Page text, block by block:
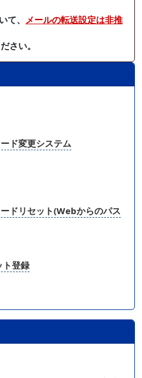
、 メールの転送設定は非推
さい。
ド変更システム
ドリセット(Webからのパス
ト登録